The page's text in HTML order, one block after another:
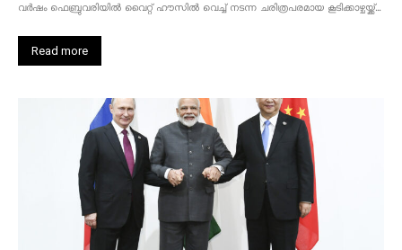
വർഷം ഫെബ്രുവരിയിൽ വൈറ്റ് ഹൗസിൽ വെച്ച് നടന്ന ചരിത്രപരമായ കൂടിക്കാഴ്ചയ്ക്ക്...
Read more